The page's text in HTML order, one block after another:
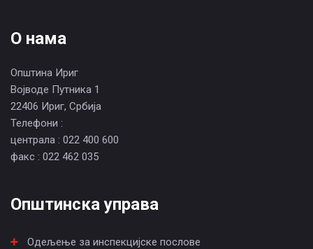
О нама
Општина Ириг
Војводе Путника 1
22406 Ириг, Србија
Телефони :
централа : 022 400 600
факс : 022 462 035
Општинска управа
Одељење за инспекцијске послове